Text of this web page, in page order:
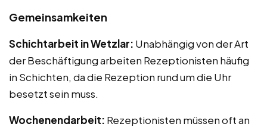
Gemeinsamkeiten
Schichtarbeit in Wetzlar: Unabhängig von der Art
der Beschäftigung arbeiten Rezeptionisten häufig
in Schichten, da die Rezeption rund um die Uhr
besetzt sein muss.
Wochenendarbeit: Rezeptionisten müssen oft an